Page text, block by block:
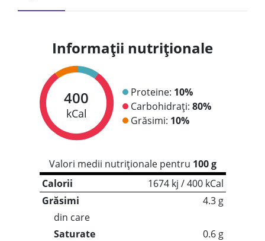
Informații nutriționale
400
kCal
Proteine: 10%
Carbohidrați: 80%
Grăsimi: 10%
Valori medii nutriționale pentru 100 g
Calorii
1674 kj / 400 kCal
Grăsimi
4.3 g
din care
Saturate
0.6 g